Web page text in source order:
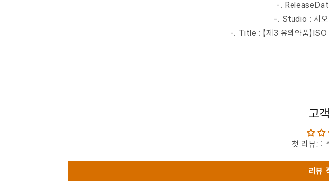
-.
-. Studio : 시오
-. Title : 【제3 유의약품】
고
첫 리뷰를
리뷰